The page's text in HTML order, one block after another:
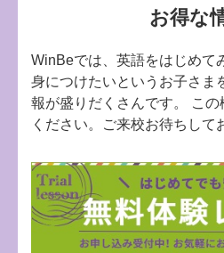
お得な
WinBeでは、英語をはじめて
身につけたいというお子さま
報が盛りだくさんです。 この
ください。ご来校お待ちして